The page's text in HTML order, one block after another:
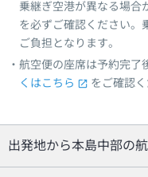
乗継ぎ空港が異なる場合
を必ずご確認ください。
ご負担となります。
航空便の座席は予約完了
くはこちら
をご確認く
出発地から本島中部の